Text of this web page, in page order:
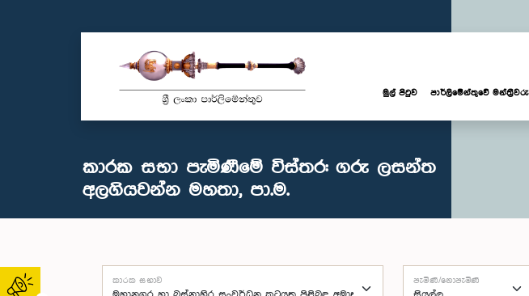
මුල් පිටුව පාර්ලි‌මේන්තුවේ මන්ත්‍රීවරු
කාරක සභා පැමිණීමේ විස්තර: ගරු ලසන්ත
අලගියවන්න මහතා, පා.ම.
කාරක සභාව පැමිණි/නොපැමිණි